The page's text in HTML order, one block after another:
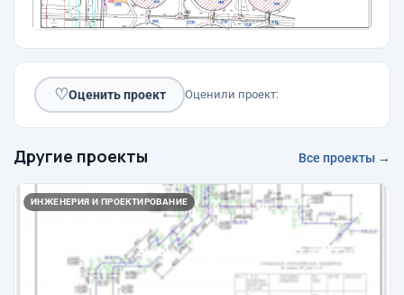
♡Оценить проект Оценили проект:
Другие проекты Все проекты →
ИНЖЕНЕРИЯ И ПРОЕКТИРОВАНИЕ